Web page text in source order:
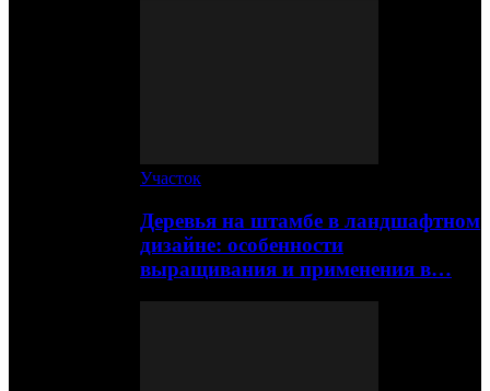
Участок
Деревья на штамбе в ландшафтном
дизайне: особенности
выращивания и применения в…